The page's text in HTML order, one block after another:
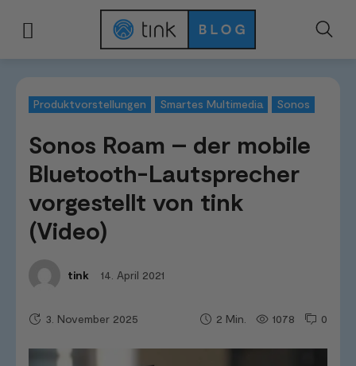
Produktvorstellungen Smartes Multimedia Sonos
Sonos Roam – der mobile
Bluetooth-Lautsprecher
vorgestellt von tink
(Video)
tink 14. April 2021
0
1078
2 Min.
3. November 2025